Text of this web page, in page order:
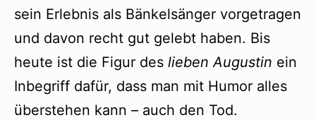
sein Erlebnis als Bänkelsänger vorgetragen
und davon recht gut gelebt haben. Bis
heute ist die Figur des lieben Augustin ein
Inbegriff dafür, dass man mit Humor alles
überstehen kann – auch den Tod.